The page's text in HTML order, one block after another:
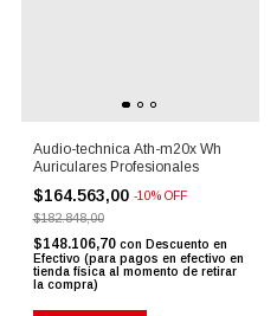
Audio-technica Ath-m20x Wh
Auriculares Profesionales
$164.563,00 -10% OFF
$182.848,00
$148.106,70 con Descuento en
Efectivo (para pagos en efectivo en
tienda física al momento de retirar
la compra)